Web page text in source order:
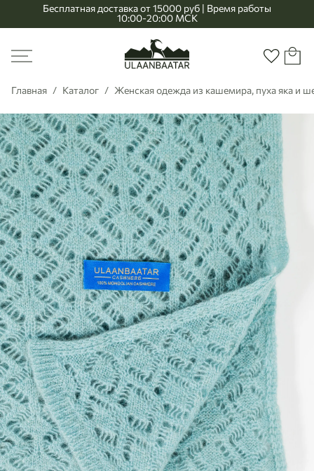
Бесплатная доставка от 15000 руб | Время работы
10:00-20:00 МСК
Меню
Главная
Главная Каталог Женская одежда из кашемира, пуха яка и